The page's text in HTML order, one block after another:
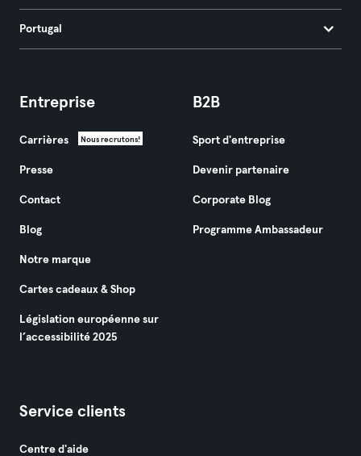
Portugal
Entreprise
Carrières Nous recrutons!
Presse
Contact
Blog
Notre marque
Cartes cadeaux & Shop
Législation européenne sur
l’accessibilité 2025
B2B
Sport d'entreprise
Devenir partenaire
Corporate Blog
Programme Ambassadeur
Service clients
Centre d'aide